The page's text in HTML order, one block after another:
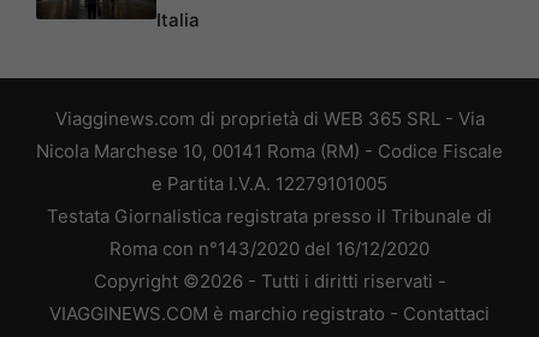
Italia
Viagginews.com di proprietà di WEB 365 SRL - Via
Nicola Marchese 10, 00141 Roma (RM) - Codice Fiscale
e Partita I.V.A. 12279101005
Testata Giornalistica registrata presso il Tribunale di
Roma con n°143/2020 del 16/12/2020
Copyright ©2026 - Tutti i diritti riservati -
VIAGGINEWS.COM è marchio registrato - Contattaci